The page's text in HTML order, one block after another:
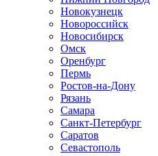
Новокузнецк
Новороссийск
Новосибирск
Омск
Оренбург
Пермь
Ростов-на-Дону
Рязань
Самара
Санкт-Петербург
Саратов
Севастополь